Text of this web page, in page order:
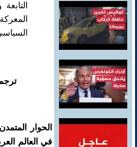
الحوار
في العالم